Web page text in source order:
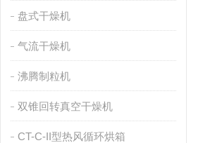
盘式干燥机
气流干燥机
沸腾制粒机
双锥回转真空干燥机
CT-C-II型热风循环烘箱